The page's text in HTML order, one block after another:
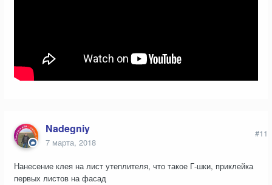
Nadegniy
7 марта, 2018
#11
Нанесение клея на лист утеплителя, что такое Г-шки, приклейка
первых листов на фасад